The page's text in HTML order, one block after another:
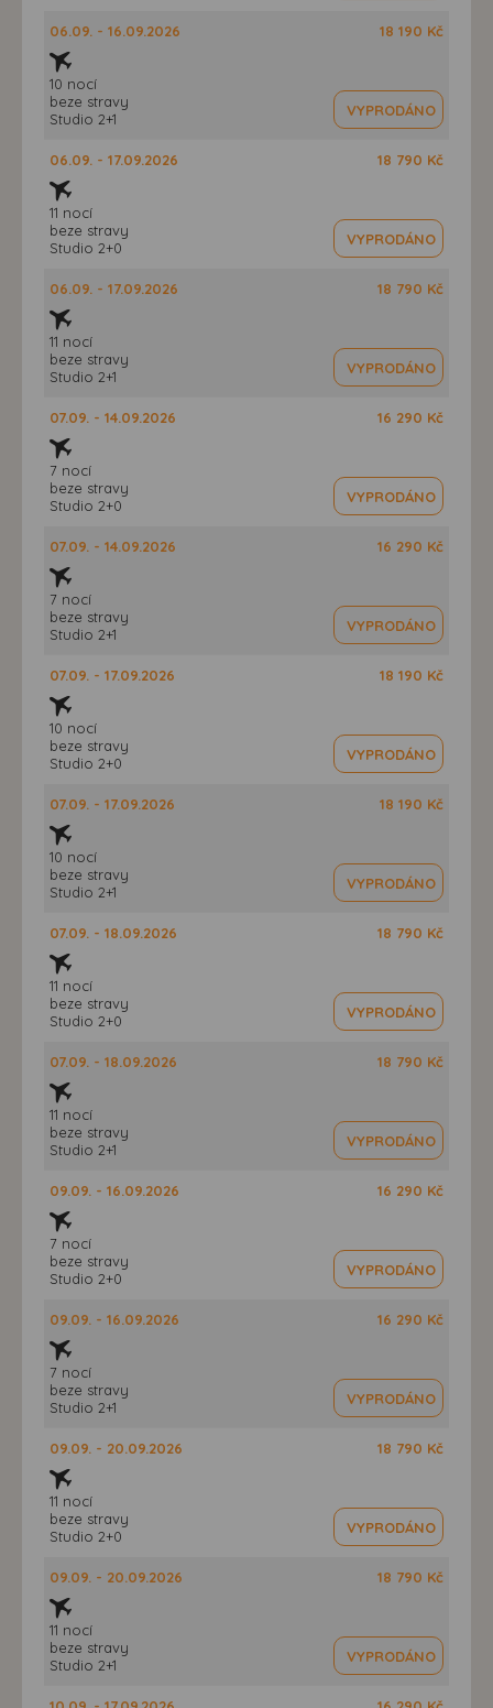
06.09. - 16.09.2026
10 nocí
beze stravy
Studio 2+1
18 190 Kč
VYPRODÁNO
06.09. - 17.09.2026
11 nocí
beze stravy
Studio 2+0
18 790 Kč
VYPRODÁNO
06.09. - 17.09.2026
11 nocí
beze stravy
Studio 2+1
18 790 Kč
VYPRODÁNO
07.09. - 14.09.2026
7 nocí
beze stravy
Studio 2+0
16 290 Kč
VYPRODÁNO
07.09. - 14.09.2026
7 nocí
beze stravy
Studio 2+1
16 290 Kč
VYPRODÁNO
07.09. - 17.09.2026
10 nocí
beze stravy
Studio 2+0
18 190 Kč
VYPRODÁNO
07.09. - 17.09.2026
10 nocí
beze stravy
Studio 2+1
18 190 Kč
VYPRODÁNO
07.09. - 18.09.2026
11 nocí
beze stravy
Studio 2+0
18 790 Kč
VYPRODÁNO
07.09. - 18.09.2026
11 nocí
beze stravy
Studio 2+1
18 790 Kč
VYPRODÁNO
09.09. - 16.09.2026
7 nocí
beze stravy
Studio 2+0
16 290 Kč
VYPRODÁNO
09.09. - 16.09.2026
7 nocí
beze stravy
Studio 2+1
16 290 Kč
VYPRODÁNO
09.09. - 20.09.2026
11 nocí
beze stravy
Studio 2+0
18 790 Kč
VYPRODÁNO
09.09. - 20.09.2026
11 nocí
beze stravy
Studio 2+1
18 790 Kč
VYPRODÁNO